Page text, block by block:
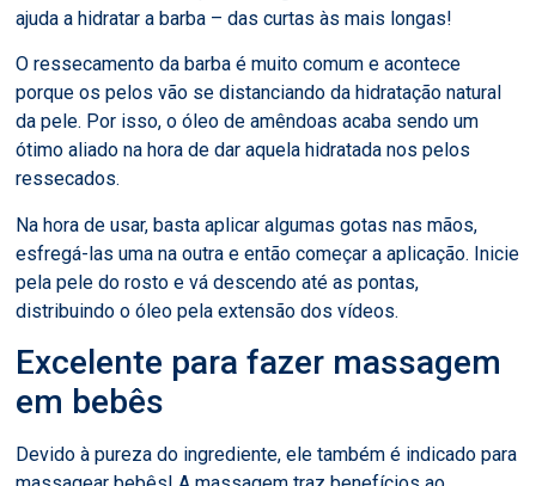
ajuda a hidratar a barba – das curtas às mais longas!
O ressecamento da barba é muito comum e acontece
porque os pelos vão se distanciando da hidratação natural
da pele. Por isso, o óleo de amêndoas acaba sendo um
ótimo aliado na hora de dar aquela hidratada nos pelos
ressecados.
Na hora de usar, basta aplicar algumas gotas nas mãos,
esfregá-las uma na outra e então começar a aplicação. Inicie
pela pele do rosto e vá descendo até as pontas,
distribuindo o óleo pela extensão dos vídeos.
Excelente para fazer massagem
em bebês
Devido à pureza do ingrediente, ele também é indicado para